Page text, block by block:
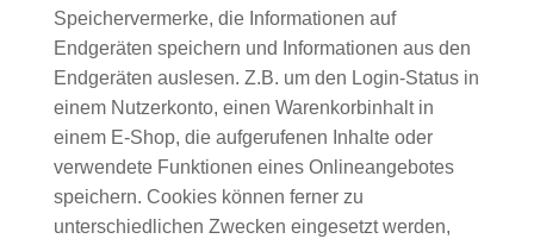
Speichervermerke, die Informationen auf
Endgeräten speichern und Informationen aus den
Endgeräten auslesen. Z.B. um den Login-Status in
einem Nutzerkonto, einen Warenkorbinhalt in
einem E-Shop, die aufgerufenen Inhalte oder
verwendete Funktionen eines Onlineangebotes
speichern. Cookies können ferner zu
unterschiedlichen Zwecken eingesetzt werden,